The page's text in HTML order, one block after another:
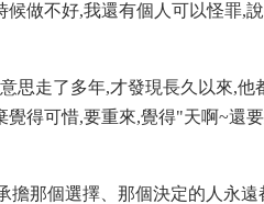
做不好,我還有個人可以怪罪,
思走了多年,才發現長久以來,
覺得可惜,要重來,覺得"天啊~還
擔那個選擇、那個決定的人永